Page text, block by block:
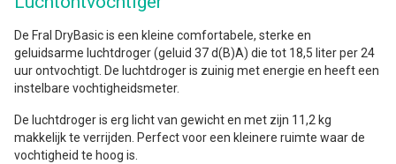
De Fral DryBasic is een kleine comfortabele, sterke en
geluidsarme luchtdroger (geluid 37 d(B)A) die tot 18,5 liter per 24
uur ontvochtigt. De luchtdroger is zuinig met energie en heeft een
instelbare vochtigheidsmeter.
De luchtdroger is erg licht van gewicht en met zijn 11,2 kg
makkelijk te verrijden. Perfect voor een kleinere ruimte waar de
vochtigheid te hoog is.